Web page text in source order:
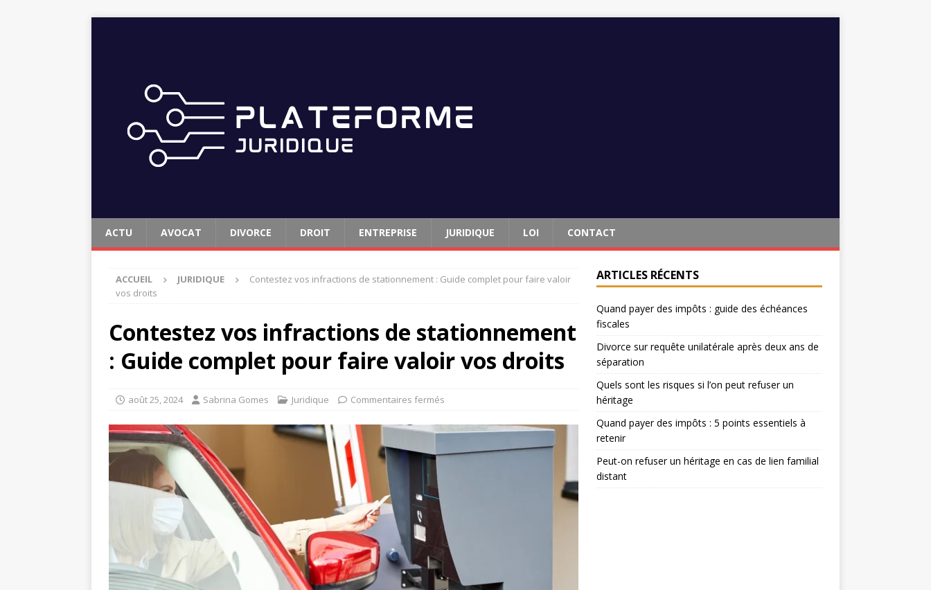
ACTU AVOCAT DIVORCE DROIT ENTREPRISE JURIDIQUE LOI CONTACT
ACCUEIL JURIDIQUE
Contestez vos infractions de stationnement : Guide complet pour faire valoir
vos droits
Contestez vos infractions de stationnement
: Guide complet pour faire valoir vos droits
août 25, 2024 Sabrina Gomes Juridique Commentaires fermés
ARTICLES RÉCENTS
Quand payer des impôts : guide des échéances
fiscales
Divorce sur requête unilatérale après deux ans de
séparation
Quels sont les risques si l’on peut refuser un
héritage
Quand payer des impôts : 5 points essentiels à
retenir
Peut-on refuser un héritage en cas de lien familial
distant